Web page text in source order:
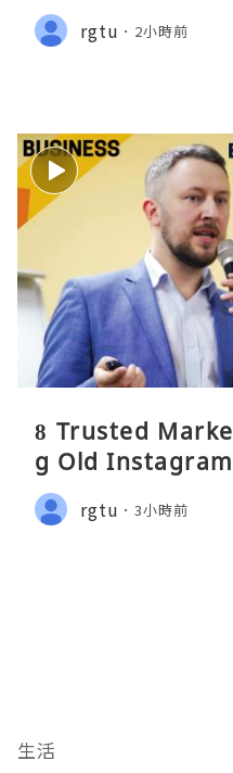
rgtu 2小時前
8 Trusted
g Old
rgtu 3小時前
生活